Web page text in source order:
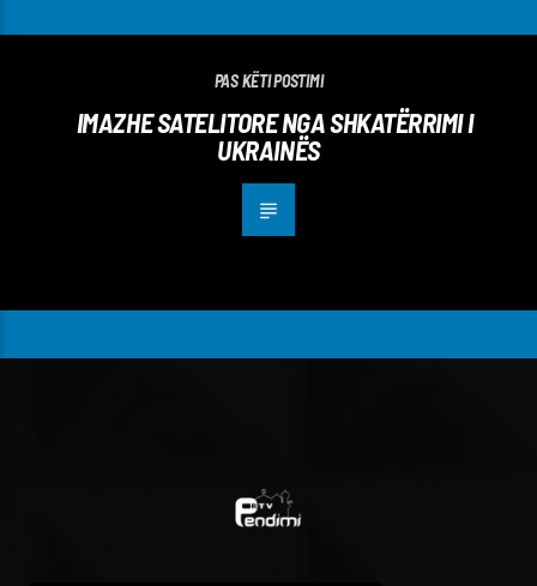
PAS KËTI POSTIMI
IMAZHE SATELITORE NGA SHKATËRRIMI I
UKRAINËS